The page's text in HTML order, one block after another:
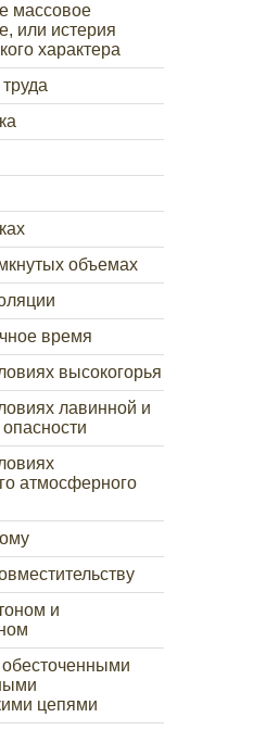
массовое
или истерия
характера
объемах
время
высокогорья
лавинной и
атмосферного
и
обесточенными
цепями